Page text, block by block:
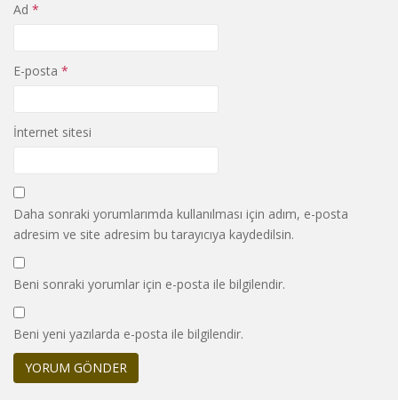
Ad *
E-posta *
İnternet sitesi
Daha sonraki yorumlarımda kullanılması için adım, e-posta
adresim ve site adresim bu tarayıcıya kaydedilsin.
Beni sonraki yorumlar için e-posta ile bilgilendir.
Beni yeni yazılarda e-posta ile bilgilendir.